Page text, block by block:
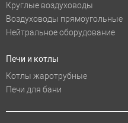
Круглые воздуховоды
Воздуховоды прямоугольные
Нейтральное оборудование
Печи и котлы
Котлы жаротрубные
Печи для бани